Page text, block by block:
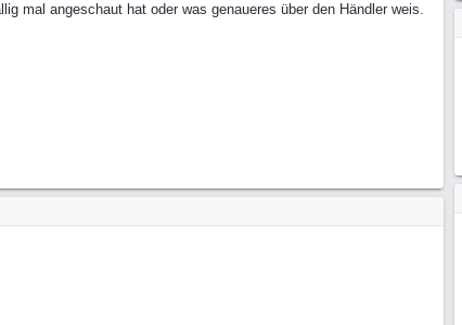
mal angeschaut hat oder was genaueres über den Händler weis.